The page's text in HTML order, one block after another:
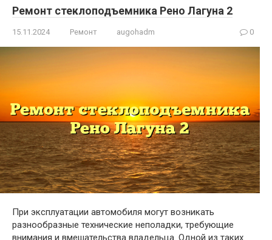
Ремонт стеклоподъемника Рено Лагуна 2
15.11.2024 Ремонт augohadm 0
При эксплуатации автомобиля могут возникать
разнообразные технические неполадки, требующие
внимания и вмешательства владельца. Одной из таких